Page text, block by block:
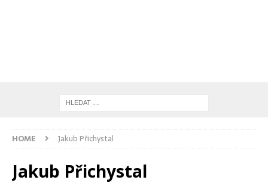
HOME Jakub Přichystal
Jakub Přichystal